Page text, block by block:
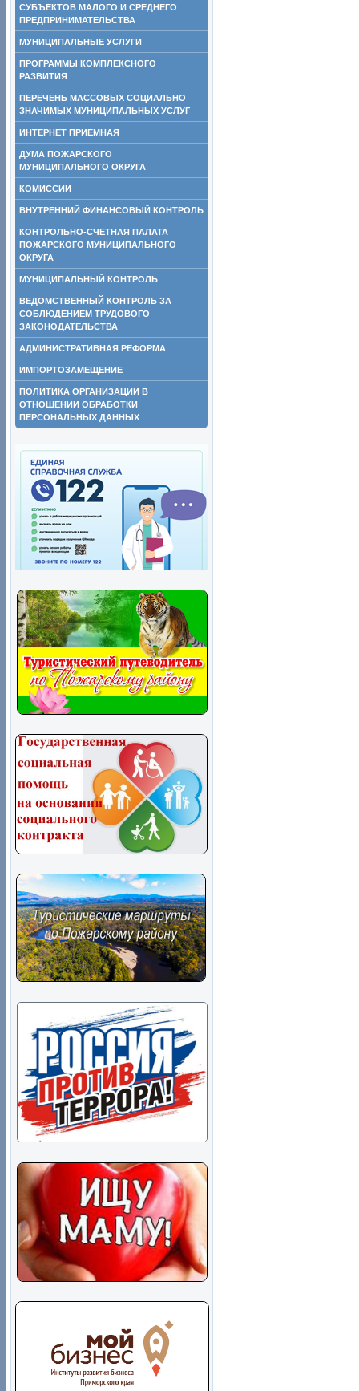
СУБЪЕКТОВ МАЛОГО И СРЕДНЕГО
ПРЕДПРИНИМАТЕЛЬСТВА
МУНИЦИПАЛЬНЫЕ УСЛУГИ
ПРОГРАММЫ КОМПЛЕКСНОГО
РАЗВИТИЯ
ПЕРЕЧЕНЬ МАССОВЫХ СОЦИАЛЬНО
ЗНАЧИМЫХ МУНИЦИПАЛЬНЫХ УСЛУГ
ИНТЕРНЕТ ПРИЕМНАЯ
ДУМА ПОЖАРСКОГО
МУНИЦИПАЛЬНОГО ОКРУГА
КОМИССИИ
ВНУТРЕННИЙ ФИНАНСОВЫЙ КОНТРОЛЬ
КОНТРОЛЬНО-СЧЕТНАЯ ПАЛАТА
ПОЖАРСКОГО МУНИЦИПАЛЬНОГО
ОКРУГА
МУНИЦИПАЛЬНЫЙ КОНТРОЛЬ
ВЕДОМСТВЕННЫЙ КОНТРОЛЬ ЗА
СОБЛЮДЕНИЕМ ТРУДОВОГО
ЗАКОНОДАТЕЛЬСТВА
АДМИНИСТРАТИВНАЯ РЕФОРМА
ИМПОРТОЗАМЕЩЕНИЕ
ПОЛИТИКА ОРГАНИЗАЦИИ В
ОТНОШЕНИИ ОБРАБОТКИ
ПЕРСОНАЛЬНЫХ ДАННЫХ